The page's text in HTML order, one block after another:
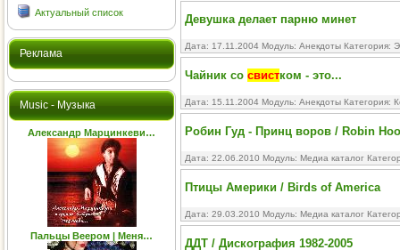
Актуальный список
Реклама
Music - Музыка
Александр Марцинкеви…
Пальцы Веером | Меня…
Девушка делает парню минет
Дата: 17.11.2004 Модуль: Анекдоты Категория:
Чайник со свистком - это...
Дата: 15.11.2004 Модуль: Анекдоты Категория:
Робин Гуд - Принц воров / Robin
Дата: 22.06.2010 Модуль: Медиа каталог
Птицы Америки / Birds of America
Дата: 29.03.2010 Модуль: Медиа каталог
ДДТ / Дискография 1982-2005